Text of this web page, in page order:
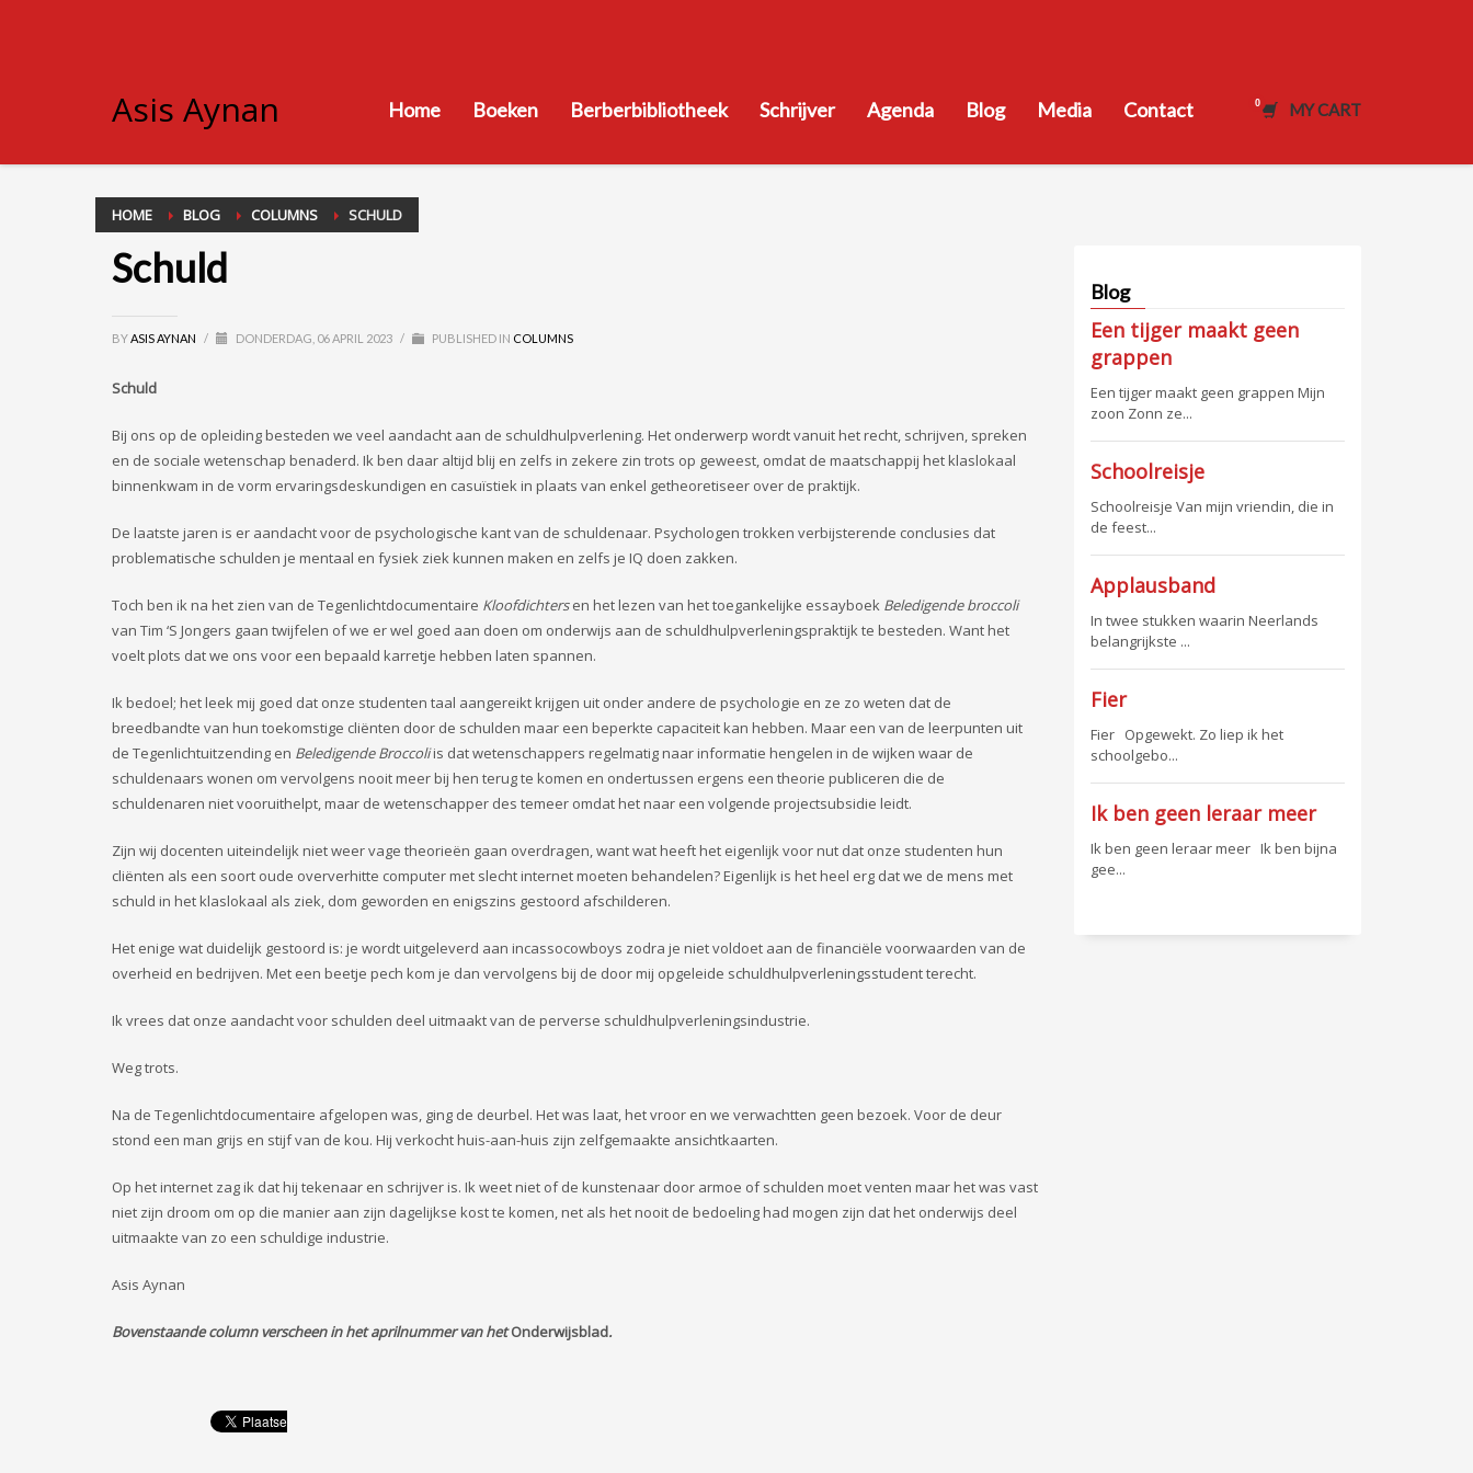
Asis Aynan Home Boeken Berberbibliotheek Schrijver Agenda Blog Media Contact MY CART
HOME BLOG COLUMNS SCHULD
Schuld
BYASIS AYNAN / DONDERDAG, 06 APRIL 2023 / PUBLISHED IN COLUMNS
Schuld
Bij ons op de opleiding besteden we veel aandacht aan de schuldhulpverlening. Het onderwerp wordt vanuit het recht, schrijven, spreken
en de sociale wetenschap benaderd. Ik ben daar altijd blij en zelfs in zekere zin trots op geweest, omdat de maatschappij het klaslokaal
binnenkwam in de vorm ervaringsdeskundigen en casuïstiek in plaats van enkel getheoretiseer over de praktijk.
De laatste jaren is er aandacht voor de psychologische kant van de schuldenaar. Psychologen trokken verbijsterende conclusies dat
problematische schulden je mentaal en fysiek ziek kunnen maken en zelfs je IQ doen zakken.
Toch ben ik na het zien van de Tegenlichtdocumentaire Kloofdichtersen het lezen van het toegankelijke essayboek Beledigende broccoli
van Tim ‘S Jongers gaan twijfelen of we er wel goed aan doen om onderwijs aan de schuldhulpverleningspraktijk te besteden. Want het
voelt plots dat we ons voor een bepaald karretje hebben laten spannen.
Ik bedoel; het leek mij goed dat onze studenten taal aangereikt krijgen uit onder andere de psychologie en ze zo weten dat de
breedbandte van hun toekomstige cliënten door de schulden maar een beperkte capaciteit kan hebben. Maar een van de leerpunten uit
de Tegenlichtuitzending en Beledigende Broccoliis dat wetenschappers regelmatig naar informatie hengelen in de wijken waar de
schuldenaars wonen om vervolgens nooit meer bij hen terug te komen en ondertussen ergens een theorie publiceren die de
schuldenaren niet vooruithelpt, maar de wetenschapper des temeer omdat het naar een volgende projectsubsidie leidt.
Zijn wij docenten uiteindelijk niet weer vage theorieën gaan overdragen, want wat heeft het eigenlijk voor nut dat onze studenten hun
cliënten als een soort oude oververhitte computer met slecht internet moeten behandelen? Eigenlijk is het heel erg dat we de mens met
schuld in het klaslokaal als ziek, dom geworden en enigszins gestoord afschilderen.
Het enige wat duidelijk gestoord is: je wordt uitgeleverd aan incassocowboys zodra je niet voldoet aan de financiële voorwaarden van de
overheid en bedrijven. Met een beetje pech kom je dan vervolgens bij de door mij opgeleide schuldhulpverleningsstudent terecht.
Ik vrees dat onze aandacht voor schulden deel uitmaakt van de perverse schuldhulpverleningsindustrie.
Weg trots.
Na de Tegenlichtdocumentaire afgelopen was, ging de deurbel. Het was laat, het vroor en we verwachtten geen bezoek. Voor de deur
stond een man grijs en stijf van de kou. Hij verkocht huis-aan-huis zijn zelfgemaakte ansichtkaarten.
Op het internet zag ik dat hij tekenaar en schrijver is. Ik weet niet of de kunstenaar door armoe of schulden moet venten maar het was vast
niet zijn droom om op die manier aan zijn dagelijkse kost te komen, net als het nooit de bedoeling had mogen zijn dat het onderwijs deel
uitmaakte van zo een schuldige industrie.
Asis Aynan
Bovenstaande column verscheen in het aprilnummer van hetOnderwijsblad.
Blog
Een tijger maakt geen
grappen
Een tijger maakt geen grappen Mijn
zoon Zonn ze...
Schoolreisje
Schoolreisje Van mijn vriendin, die in
de feest...
Applausband
In twee stukken waarin Neerlands
belangrijkste ...
Fier
Fier Opgewekt. Zo liep ik het
schoolgebo...
Ik ben geen leraar meer
Ik ben geen leraar meer Ik ben bijna
gee...